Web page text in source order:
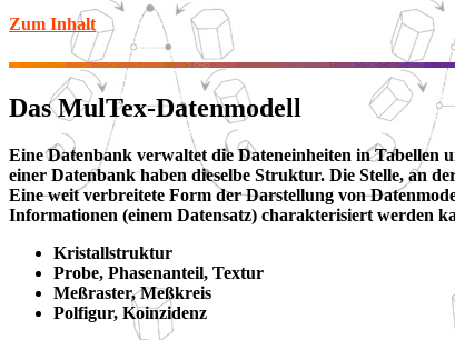
Zum Inhalt
Das MulTex-Datenmodell
Eine Datenbank verwaltet die Dateneinheiten in Tabellen
einer Datenbank haben dieselbe Struktur. Die Stelle, an
Eine weit verbreitete Form der Darstellung von
Informationen (einem Datensatz) charakterisiert werden
Kristallstruktur
Probe, Phasenanteil, Textur
Meßraster, Meßkreis
Polfigur, Koinzidenz